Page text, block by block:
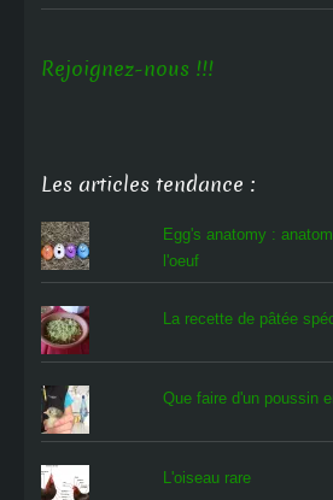
Rejoignez-nous !!!
Les articles tendance :
Egg's anatomy :
l'oeuf
La recette de pâtée
Que faire d'un poussin
L'oiseau rare